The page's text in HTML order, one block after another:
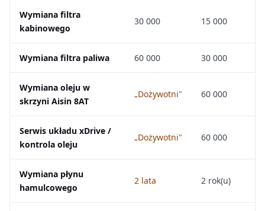
Wymiana filtra
kabinowego
30 000 15 000
Wymiana filtra paliwa 60 000 30 000
Wymiana oleju w
skrzyni Aisin 8AT
„Dożywotni" 60 000
Serwis układu xDrive /
kontrola oleju
„Dożywotni" 60 000
Wymiana płynu
hamulcowego
2 lata 2 rok(u)